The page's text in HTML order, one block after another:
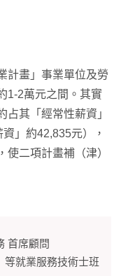
計畫」事業單位及勞
1-2萬元之間。其實
其「經常性薪資」
」約42,835元），
使二項計畫補（津）
首席顧問
等就業服務技術士班